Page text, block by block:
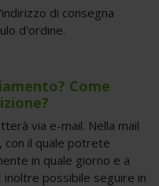
di consegna
d'ordine.
Come
via e-mail. Nella mail
il quale potrete
in quale giorno e a
possibile seguire in